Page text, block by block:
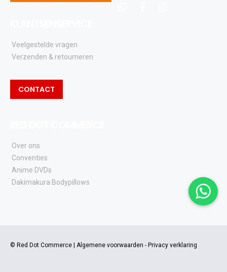
Veelgestelde vragen
Verzenden & retourneren
CONTACT
Over ons
Conventies
Anime DVDs
Dakimakura Bodypillows
© Red Dot Commerce | Algemene voorwaarden - Privacy verklaring